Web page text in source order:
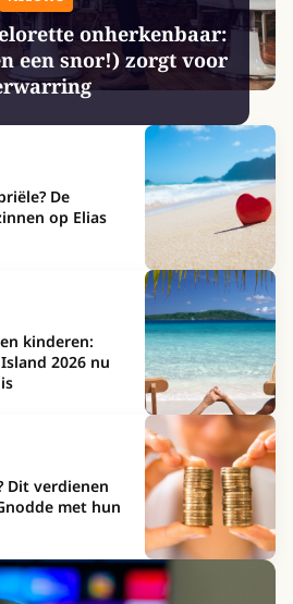
onherkenbaar:
een snor!) zorgt voor
De
op Elias
kinderen:
2026 nu
Dit verdienen
met hun